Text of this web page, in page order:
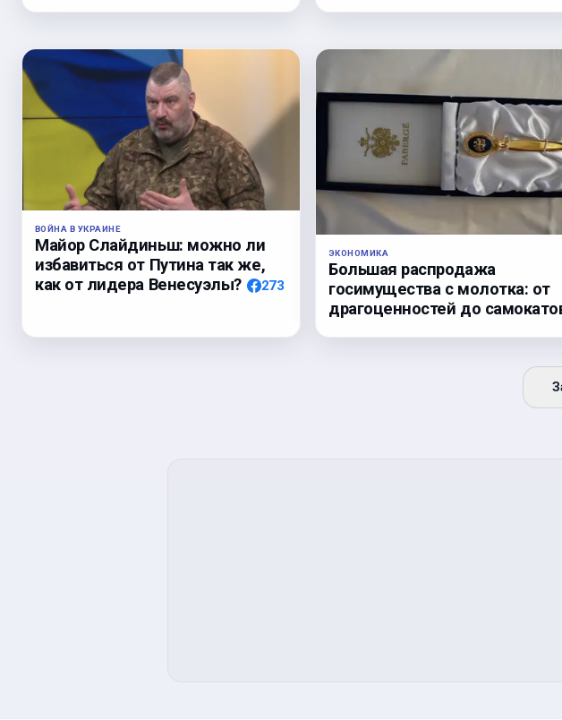
ВОЙНА В УКРАИНЕ
Майор Слайдиньш: можно ли
избавиться от Путина так же,
как от лидера Венесуэлы?
273
ЭКОНОМИКА
Большая распродажа
госимущества с молотка: от
драгоценностей до